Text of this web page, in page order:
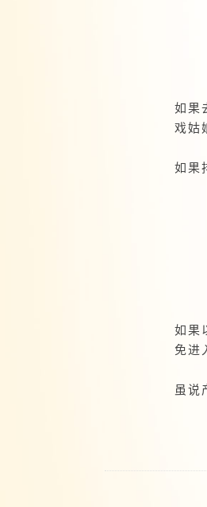
如果
戏姑
如果
如果
免进
虽说